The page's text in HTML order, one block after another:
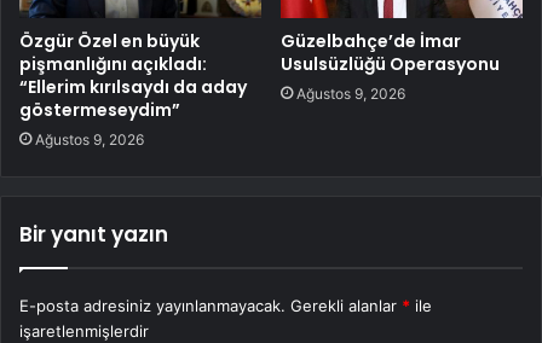
Özgür Özel en büyük
pişmanlığını açıkladı:
“Ellerim kırılsaydı da aday
göstermeseydim”
Ağustos 9, 2026
Güzelbahçe’de İmar
Usulsüzlüğü Operasyonu
Ağustos 9, 2026
Bir yanıt yazın
E-posta adresiniz yayınlanmayacak. Gerekli alanlar * ile
işaretlenmişlerdir